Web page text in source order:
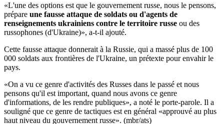
«L'une des options est que le gouvernement russe, nous le pensons,
prépare une fausse attaque de soldats ou d'agents de
renseignements ukrainiens contre le territoire russe ou des
russophones (d'Ukraine)», a-t-il ajouté.
Cette fausse attaque donnerait à la Russie, qui a massé plus de 100
000 soldats aux frontières de l'Ukraine, un prétexte pour envahir le
pays.
«On a vu ce genre d'activités des Russes dans le passé et nous
pensons qu'il est important, quand nous avons ce genre
d'informations, de les rendre publiques», a noté le porte-parole. Il a
souligné que ce genre de tactiques est en général «approuvé au plus
haut niveau du gouvernement russe». (mbr/ats)